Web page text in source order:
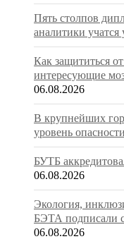
Пять столпов
аналитики учатся
Как защититься
интересующие
06.08.2026
В крупнейших
уровень
БУТБ
06.08.2026
Экология,
БЭТА подписали
06.08.2026